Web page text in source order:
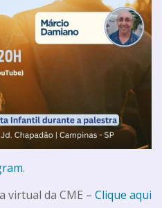
.
virtual da CME – Clique aqui